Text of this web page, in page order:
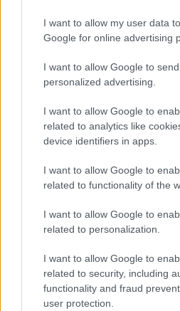
I want to allow my user data
Google for online advertising
I want to allow Google to
personalized advertising.
I want to allow Google to
related to analytics like
device identifiers in apps.
I want to allow Google to
related to functionality of the
I want to allow Google to
related to personalization.
I want to allow Google to
related to security, including
functionality and fraud
user protection.
Πρεσβείες και
μικροσκόπιο
Ήδη, λοιπόν, από την
Ασφαλείαςέχουν
διπλωματικοί και μη
σχεδιασμός για την
μέτρων ασφαλείας.
Πρεσβείες και
στη χώρα μας, όπως,
βρίσκονται στο
υπάρχει ήδη
συχνάζουν μέλη των
χωρών στην Ελλάδα